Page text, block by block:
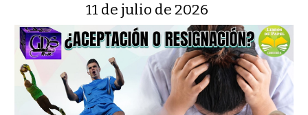
11 de julio de 2026